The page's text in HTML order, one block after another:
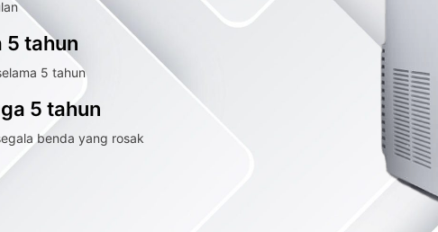
5 tahun
5 tahun
5 tahun
benda yang rosak